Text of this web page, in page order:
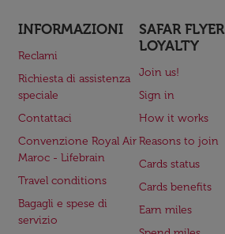
INFORMAZIONI
Reclami
Richiesta di assistenza
speciale
Contattaci
Convenzione Royal Air
Maroc - Lifebrain
Travel conditions
Bagagli e spese di
servizio
SAFAR FLYER
LOYALTY
Join us!
Sign in
How it works
Reasons to join
Cards status
Cards benefits
Earn miles